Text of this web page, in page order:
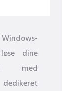
dine
med